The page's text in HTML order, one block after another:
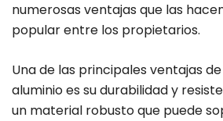
numerosas ventajas que las
popular entre los propietarios.
Una de las principales ventajas
aluminio es su durabilidad y
un material robusto que puede